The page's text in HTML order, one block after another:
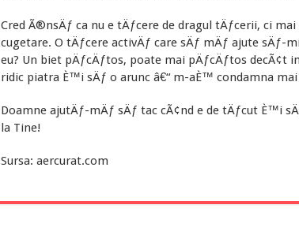
Cred Ã®nsÄƒ ca nu e tÄƒcere de dragul tÄƒcerii, ci
cugetare. O tÄƒcere activÄƒ care sÄƒ mÄƒ ajute sÄƒ-
eu? Un biet pÄƒcÄƒtos, poate mai pÄƒcÄƒtos decÃ¢t
ridic piatra È™i sÄƒ o arunc â€“ m-aÈ™ condamna
Doamne ajutÄƒ-mÄƒ sÄƒ tac cÃ¢nd e de tÄƒcut È™i
la Tine!
Sursa: aercurat.com